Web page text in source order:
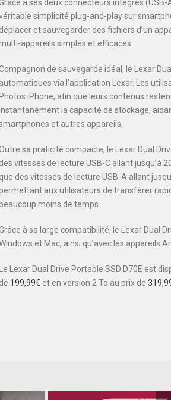
à ses deux connecteurs intégrés
simplicité plug-and-play sur
déplacer et sauvegarder des fichiers d’un
appareils simples et efficaces.
de sauvegarde idéal, le Lexar
automatiques via l’application Lexar. Les
Photos iPhone, afin que leurs contenus
la capacité de stockage,
et autres appareils.
sa praticité compacte, le Lexar Dual
des vitesses de lecture USB-C allant jusqu’à
que des vitesses de lecture USB-A allant
aux utilisateurs de transférer
beaucoup moins de temps.
à sa large compatibilité, le Lexar Dual
et Mac, ainsi qu’avec les appareils
Le Lexar Dual Drive Portable SSD D70E est
de 199,99€ et en version 2 To au prix de